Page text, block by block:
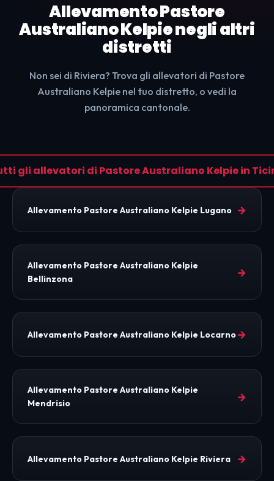
Allevamento Pastore
Australiano Kelpie negli altri
distretti
Non sei di Riviera? Trova gli allevatori di Pastore
Australiano Kelpie nel tuo distretto, o vedi la
panoramica cantonale.
gli allevatori di Pastore Australiano Kelpie in
Allevamento Pastore Australiano Kelpie Lugano →
Allevamento Pastore Australiano Kelpie
Bellinzona
→
Allevamento Pastore Australiano Kelpie Locarno→
Allevamento Pastore Australiano Kelpie
Mendrisio
→
Allevamento Pastore Australiano Kelpie Riviera →